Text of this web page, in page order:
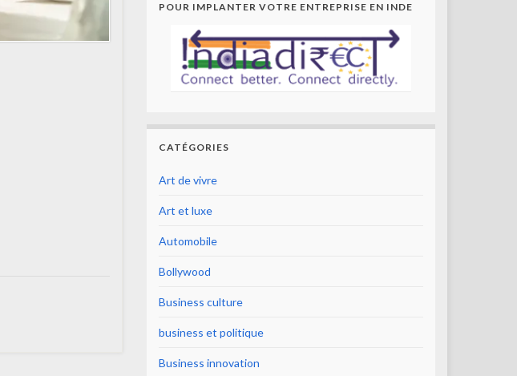
POUR IMPLANTER VOTRE ENTREPRISE EN INDE
CATÉGORIES
Art de vivre
Art et luxe
Automobile
Bollywood
Business culture
business et politique
Business innovation